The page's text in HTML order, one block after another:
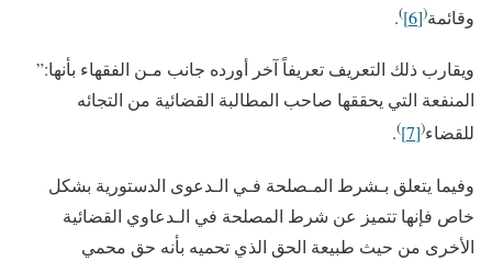
وقائمة(
[6]
)
.
ويقارب ذلك التعريف تعريفاً آخر أورده جانب مـن الفقهاء بأنها:”
المنفعة التي يحققها صاحب المطالبة القضائية من التجائه
للقضاء(
[7]
)
.
وفيما يتعلق بـشرط المـصلحة فـي الـدعوى الدستورية بشكل
خاص فإنها تتميز عن شرط المصلحة في الـدعاوي القضائية
الأخرى من حيث طبيعة الحق الذي تحميه بأنه حق محمي